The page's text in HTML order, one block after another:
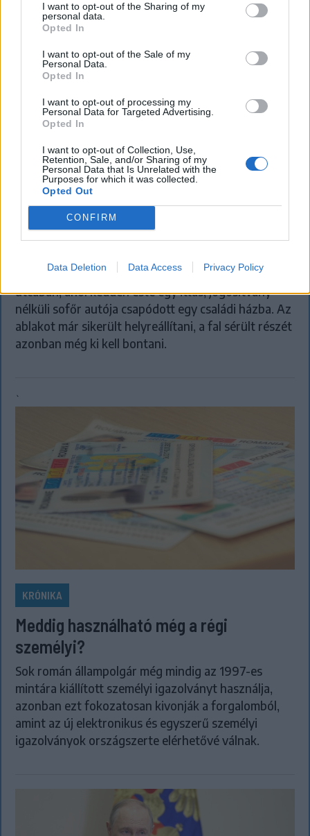
I want to opt-out of the Sharing of my
personal data.
Opted In
I want to opt-out of the Sale of my
Personal Data.
Opted In
I want to opt-out of processing my
Personal Data for Targeted Advertising.
Opted In
I want to opt-out of Collection, Use,
Retention, Sale, and/or Sharing of my
Personal Data that Is Unrelated with the
Purposes for which it was collected.
Opted Out
CONFIRM
Data Deletion Data Access Privacy Policy
SZÉKELYHON
„Óriási csattanás volt” – így emlékszik
vissza a kedd esti balesetre a
Lassan kezd visszaállni a rend a csíkszeredai Fürdő
utcában, ahol kedden este egy ittas, jogosítvány
nélküli sofőr autója csapódott egy családi házba. Az
ablakot már sikerült helyreállítani, a fal sérült részét
azonban még ki kell bontani.
`
KRÓNIKA
Meddig használható még a régi
személyi?
Sok román állampolgár még mindig az 1997-es
mintára kiállított személyi igazolványt használja,
azonban ezt fokozatosan kivonják a forgalomból,
amint az új elektronikus és egyszerű személyi
igazolványok országszerte elérhetővé válnak.